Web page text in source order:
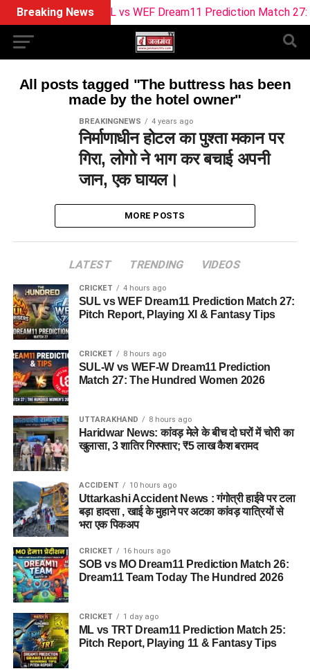
Breaking NewsSUL vs WEF Dream11 Prediction Match 27:
All posts tagged "The buttress has been
made by the hotel owner"
BREAKINGNEWS 4 years ago
निर्माणाधीन होटल का पुश्ता मकान पर
गिरा, लोगो ने भाग कर बचाई अपनी
जान, एक घायल।
MORE POSTS
LATEST TRENDING VIDEOS
CRICKET 4 hours ago
SUL vs WEF Dream11 Prediction Match 27:
Pitch Report, Playing XI & Fantasy Tips
CRICKET 8 hours ago
SUL-W vs WEF-W Dream11 Prediction
Match 27: The Hundred Women 2026
UTTARAKHAND 8 hours ago
Haridwar News: कांवड़ मेले के बीच दो घरों में चोरी का
खुलासा, 3 शातिर गिरफ्तार; ₹5 लाख कैश बरामद
ACCIDENT 10 hours ago
Uttarkashi Accident News : गंगोत्री हाईवे पर टला
बड़ा हादसा , खाई के मुहाने पर अटका कांवड़ यात्रियों से
भरा एक पिकअप
CRICKET 16 hours ago
SOB vs MO Dream11 Prediction Match 26:
Dream11 Team Today The Hundred 2026
CRICKET 1 day ago
ML vs TRT Dream11 Prediction Match 25:
Pitch Report, Playing 11 & Fantasy Tips